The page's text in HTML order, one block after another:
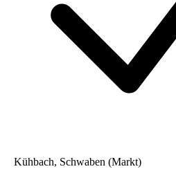
Kühbach, Schwaben (Markt)